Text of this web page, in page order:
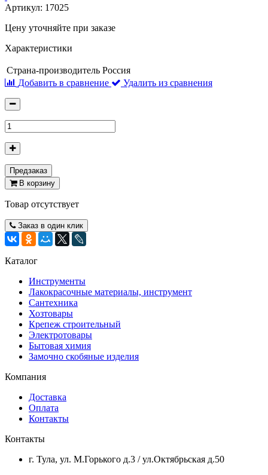
Артикул: 17025
Цену уточняйте при заказе
Характеристики
Страна-производитель Россия
Добавить в сравнение
Удалить из сравнения
Предзаказ
В корзину
Товар отсутствует
Заказ в один клик
Каталог
Инструменты
Лакокрасочные материалы, инструмент
Сантехника
Хозтовары
Крепеж строительный
Электротовары
Бытовая химия
Замочно скобяные изделия
Компания
Доставка
Оплата
Контакты
Контакты
г. Тула, ул. М.Горького д.3 / ул.Октябрьская д.50